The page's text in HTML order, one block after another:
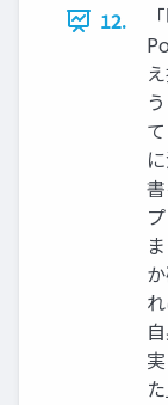
12.